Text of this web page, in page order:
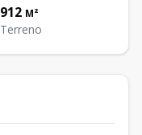
912 M²
Terreno